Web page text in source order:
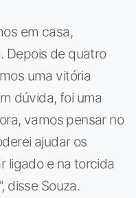
em casa,
Depois de quatro
uma vitória
dúvida, foi uma
vamos pensar no
ajudar os
ligado e na torcida
disse Souza.